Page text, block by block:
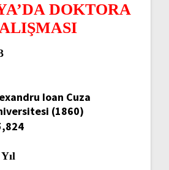
DOKTORA
Ioan Cuza
(1860)